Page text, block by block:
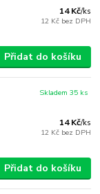
14 Kč/ks
12 Kč bez DPH
Přidat do košíku
14 Kč/ks
12 Kč bez DPH
Skladem 35 ks
Přidat do košíku